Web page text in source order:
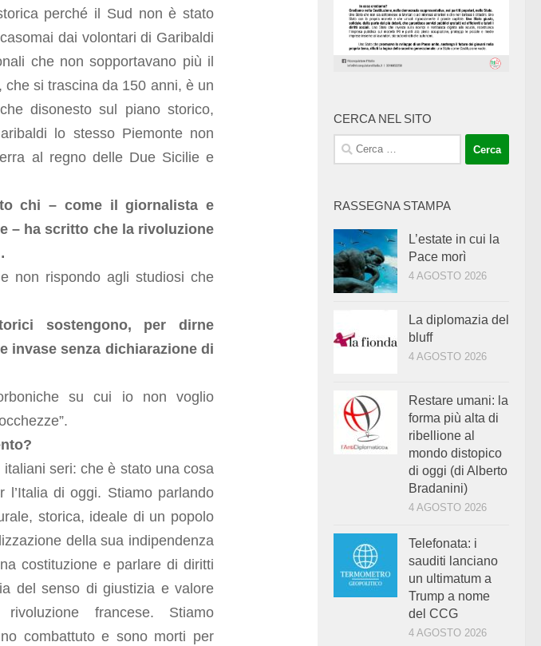
perché il Sud non è stato
dai volontari di Garibaldi
che non sopportavano più il
si trascina da 150 anni, è un
disonesto sul piano storico,
lo stesso Piemonte non
al regno delle Due Sicilie e
chi – come il giornalista e
– ha scritto che la rivoluzione
non rispondo agli studiosi che
sostengono, per dirne
invase senza dichiarazione di
su cui io non voglio
seri: che è stato una cosa
di oggi. Stiamo parlando
storica, ideale di un popolo
della sua indipendenza
costituzione e parlare di diritti
del senso di giustizia e valore
rivoluzione francese. Stiamo
combattuto e sono morti per
CERCA NEL SITO
Ricerca
per:
RASSEGNA STAMPA
L’estate in cui la
Pace morì
4 AGOSTO 2026
La diplomazia del
bluff
4 AGOSTO 2026
Restare umani: la
forma più alta di
ribellione al
mondo distopico
di oggi (di Alberto
Bradanini)
4 AGOSTO 2026
Telefonata: i
sauditi lanciano
un ultimatum a
Trump a nome
del CCG
4 AGOSTO 2026